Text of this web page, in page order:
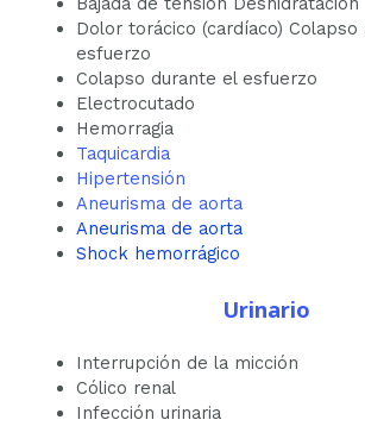
Dolor torácico (cardíaco) Colapso
esfuerzo
Colapso durante el esfuerzo
Electrocutado
Hemorragia
Taquicardia
Hipertensión
Aneurisma de aorta
Aneurisma de aorta
Shock hemorrágico
Urinario
Interrupción de la micción
Cólico renal
Infección urinaria